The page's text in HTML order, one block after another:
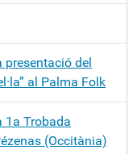
presentació del
al Palma Folk
1a Trobada
(Occitània)